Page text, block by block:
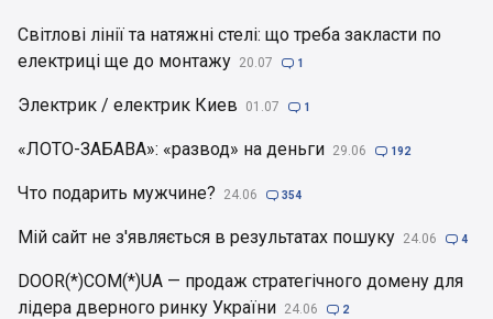
Світлові лінії та натяжні стелі: що треба закласти по
електриці ще до монтажу 20.07  1
Электрик / електрик Киев 01.07  1
«ЛОТО-ЗАБАВА»: «развод» на деньги 29.06  192
Что подарить мужчине? 24.06  354
Мій сайт не з'являється в результатах пошуку 24.06  4
DOOR(*)COM(*)UA — продаж стратегічного домену для
лідера дверного ринку України 24.06  2